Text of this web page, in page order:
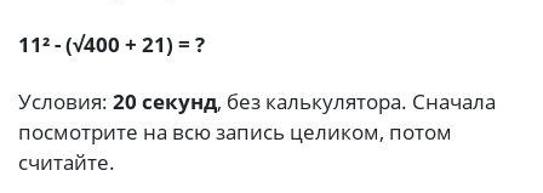
11² - (√400 + 21) = ?
Условия: 20 секунд, без калькулятора. Сначала
посмотрите на всю запись целиком, потом
считайте.